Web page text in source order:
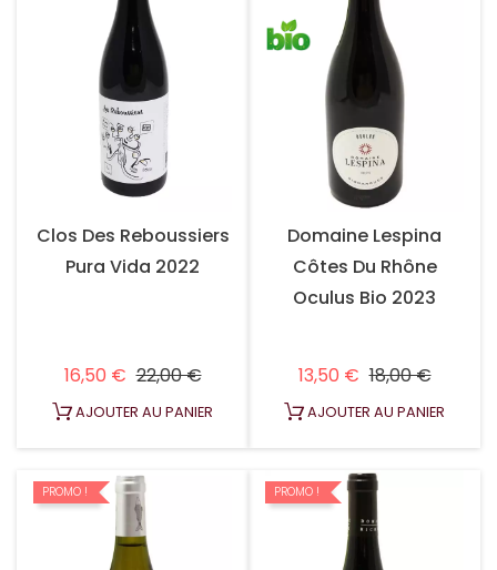
Clos Des Reboussiers
Pura Vida 2022
16,50 € Prix habituel
22,00 €Prix
AJOUTER AU PANIER
Domaine Lespina
Côtes Du Rhône
Oculus Bio 2023
13,50 € Prix habituel
18,00 €Prix
AJOUTER AU PANIER
PROMO ! PROMO !